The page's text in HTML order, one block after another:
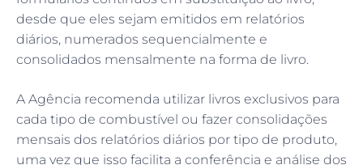
desde que eles sejam emitidos em relatórios
diários, numerados sequencialmente e
consolidados mensalmente na forma de livro.
A Agência recomenda utilizar livros exclusivos para
cada tipo de combustível ou fazer consolidações
mensais dos relatórios diários por tipo de produto,
uma vez que isso facilita a conferência e análise dos